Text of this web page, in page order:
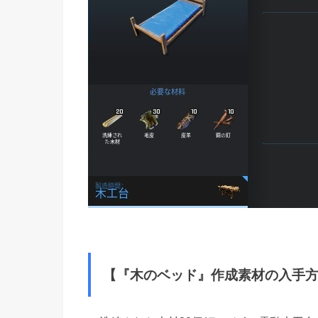
【『木のベッド』作成素材の入手